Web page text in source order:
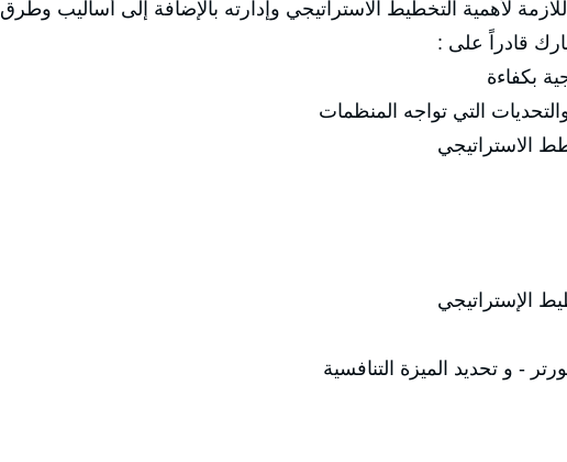
لأهمية التخطيط الاستراتيجي وإدارته بالإضافة إلى أساليب وطرق
قادراً على :
بكفاءة
التي تواجه المنظمات
الاستراتيجي
الإستراتيجي
- و تحديد الميزة التنافسية